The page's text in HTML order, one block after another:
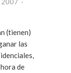
(tienen)
las
de